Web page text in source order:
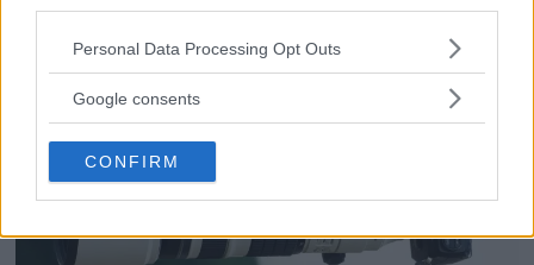
Please note that this website/app uses one or more Google
not limited to your visit or usage behaviour. You may click to
use your data for below specified purposes in below Google
consent section.
Personal Data Processing Opt Outs
Google consents
CONFIRM